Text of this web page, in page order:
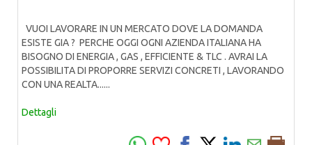
VUOI LAVORARE IN UN MERCATO DOVE LA DOMANDA
ESISTE GIA ? PERCHE OGGI OGNI AZIENDA ITALIANA HA
BISOGNO DI ENERGIA , GAS , EFFICIENTE & TLC . AVRAI LA
POSSIBILITA DI PROPORRE SERVIZI CONCRETI , LAVORANDO
CON UNA REALTA......
Dettagli